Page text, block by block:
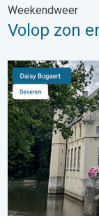
Weekendweer
Volop zon
De weerfoto van